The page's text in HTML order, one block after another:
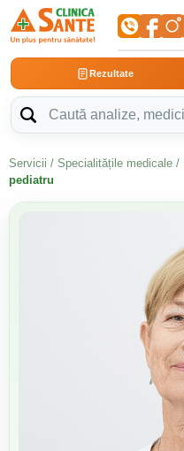
Rezultate
Servicii / Specialitățile medicale /
pediatru